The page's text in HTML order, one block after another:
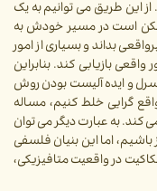
این طریق می توانیم به یک
است در مسیر خودش به
بداند و بسیاری از امور
بازیابی کند. بنابراین
و ایده آلیست بودن روش
گرایی خلط کنیم، مساله
به عبارت دیگر می توان
اما این بنیان فلسفی
در واقعیت متافیزیکی،